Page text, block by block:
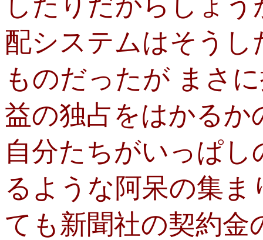
配システムはそう
ものだったが まさ
益の独占をはかる
自分たちがいっぱ
るような阿呆の集
ても新聞社の契約金